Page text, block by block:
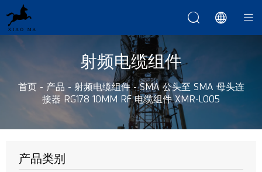
  
射频电缆组件
首页 - 产品 - 射频电缆组件-SMA 公头至 SMA 母头连
接器 RG178 10MM RF 电缆组件 XMR-L005
产品类别